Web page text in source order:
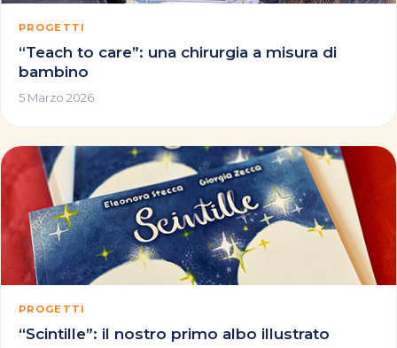
PROGETTI
“Teach to care”: una chirurgia a misura di
bambino
5 Marzo 2026
PROGETTI
“Scintille”: il nostro primo albo illustrato